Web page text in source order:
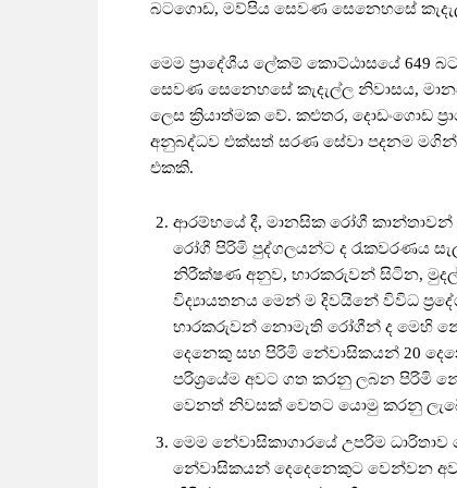
බටගොඩ, මව්පිය සෙවණ සෙනෙහසේ
මෙම ප්‍රාදේශීය ලේකම් කොට්ඨාසයේ 649
සෙවණ සෙනෙහසේ කැදැල්ල නිවාසය,
ලෙස ක්‍රියාත්මක වේ. කළුතර, දොඩංගොඩ
අනුබද්ධව එක්සත් සරණ සේවා පදනම
එකකි.
ආරම්භයේ දී, මානසික රෝගී
රෝගී පිරිමි පුද්ගලයන්ට ද රැකවරණය
නිරීක්ෂණ අනුව, භාරකරුවන් සිටින,
විද්‍යායතනය මෙන් ම දිවයිනේ විවිධ
භාරකරුවන් නොමැති රෝගීන් ද මෙහි
දෙනෙකු සහ පිරිමි නේවාසිකයන් 20
පරිශ්‍රයේම අවට ගත කරනු ලබන පිරිමි
වෙනත් නිවසක් වෙතට යොමු කරනු
මෙම නේවාසිකාගාරයේ උපරිම
නේවාසිකයන් දෙදෙනෙකුට වෙන්වන